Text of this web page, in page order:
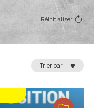
Réinitialiser
Trier par